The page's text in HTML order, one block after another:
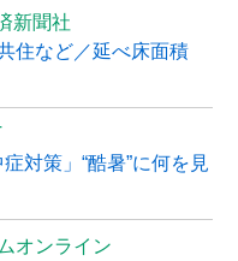
新聞社
住など／延べ床面積
対策」“酷暑”に何を見
オンライン